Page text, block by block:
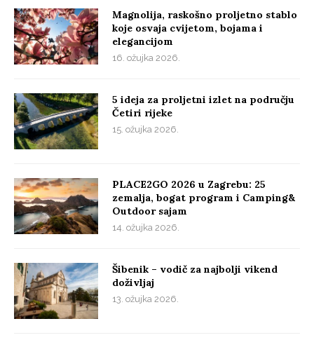
Magnolija, raskošno proljetno stablo
koje osvaja cvijetom, bojama i
elegancijom
16. ožujka 2026.
5 ideja za proljetni izlet na području
Četiri rijeke
15. ožujka 2026.
PLACE2GO 2026 u Zagrebu: 25
zemalja, bogat program i Camping&
Outdoor sajam
14. ožujka 2026.
Šibenik – vodič za najbolji vikend
doživljaj
13. ožujka 2026.